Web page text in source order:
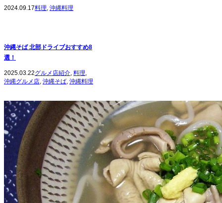
2024.09.17料理, 沖縄料理
沖縄そば 北部ドライブおすすめ8
選！
2025.03.22グルメ店紹介, 料理,
沖縄グルメ店, 沖縄そば, 沖縄料理